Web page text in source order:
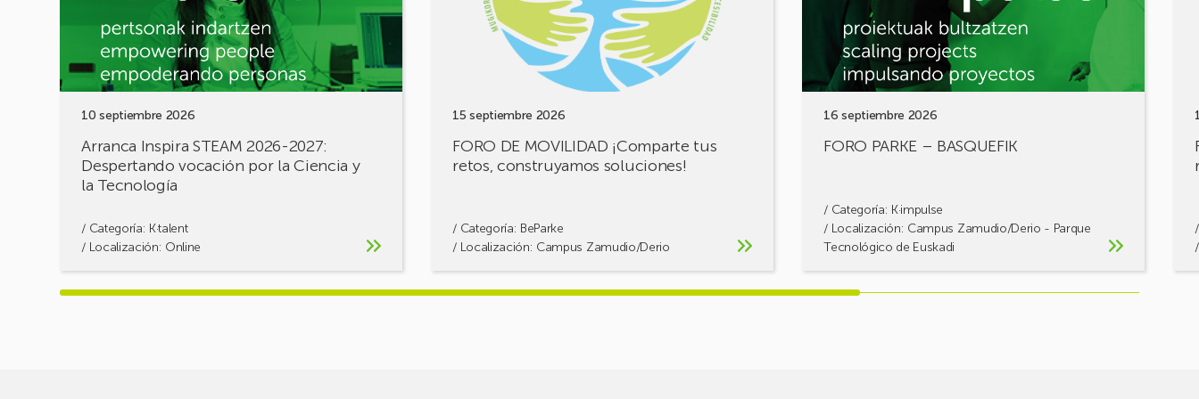
10 septiembre 2026
Arranca Inspira STEAM 2026-2027:
Despertando vocación por la Ciencia y
la Tecnología
/ Categoría: K·talent
/ Localización: Online
vocación
Ciencia
y
15 septiembre 2026
FORO DE MOVILIDAD ¡Comparte tus
retos, construyamos soluciones!
/ Categoría: BeParke
/ Localización: Campus Zamudio/Derio
construyamos
16 septiembre 2026
FORO PARKE – BASQUEFIK
/ Categoría: K·impulse
/ Localización: Campus Zamudio/Derio - Parque
Tecnológico de Euskadi